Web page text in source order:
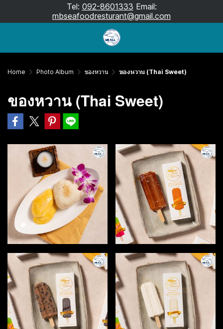
Tel: 092-8601333 Email:
mbseafoodresturant@gmail.com
Home Photo Album ของหวาน ของหวาน (Thai Sweet)
ของหวาน (Thai Sweet)